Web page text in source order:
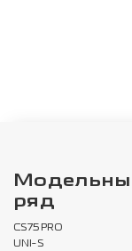
ряд
CS75PRO
UNI-S